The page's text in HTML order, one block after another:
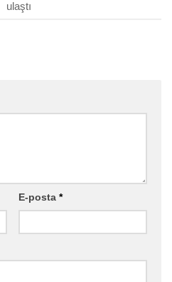
ulaştı
E-posta *